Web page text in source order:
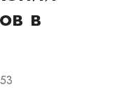
в